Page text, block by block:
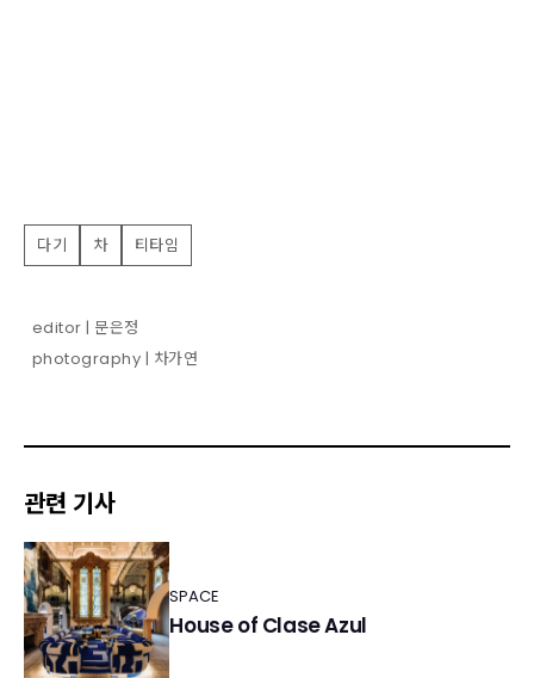
다기 차 티타임
editor | 문은정
photography | 차가연
관련 기사
SPACE
House of Clase Azul